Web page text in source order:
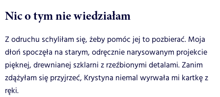
Nic o tym nie wiedziałam
Z odruchu schyliłam się, żeby pomóc jej to pozbierać. Moja
dłoń spoczęła na starym, odręcznie narysowanym projekcie
pięknej, drewnianej szklarni z rzeźbionymi detalami. Zanim
zdążyłam się przyjrzeć, Krystyna niemal wyrwała mi kartkę z
ręki.